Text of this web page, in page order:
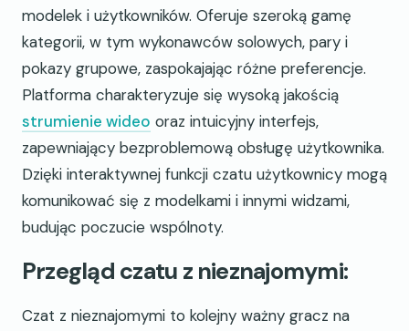
modelek i użytkowników. Oferuje szeroką gamę
kategorii, w tym wykonawców solowych, pary i
pokazy grupowe, zaspokajając różne preferencje.
Platforma charakteryzuje się wysoką jakością
strumienie wideo oraz intuicyjny interfejs,
zapewniający bezproblemową obsługę użytkownika.
Dzięki interaktywnej funkcji czatu użytkownicy mogą
komunikować się z modelkami i innymi widzami,
budując poczucie wspólnoty.
Przegląd czatu z nieznajomymi:
Czat z nieznajomymi to kolejny ważny gracz na